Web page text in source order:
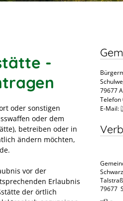
-
oder sonstigen
oder dem
betreiben oder in
ändern möchten,
vor der
Erlaubnis
der örtlich
79677
Telefon
E-Mail:
79677